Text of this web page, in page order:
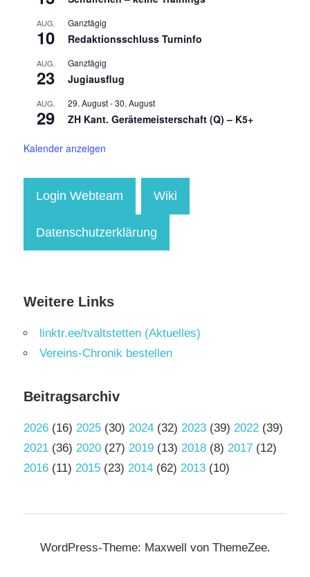
AUG.
10
Ganztägig
Redaktionsschluss Turninfo
AUG.
23
Ganztägig
Jugiausflug
AUG.
29
29. August-30. August
ZH Kant. Gerätemeisterschaft (Q) – K5+
Kalender anzeigen
Login Webteam Wiki
Datenschutzerklärung
Weitere Links
linktr.ee/tvaltstetten (Aktuelles)
Vereins-Chronik bestellen
Beitragsarchiv
2026 (16) 2025 (30) 2024 (32) 2023 (39) 2022 (39)
2021 (36) 2020 (27) 2019 (13) 2018 (8) 2017 (12)
2016 (11) 2015 (23) 2014 (62) 2013 (10)
WordPress-Theme: Maxwell von ThemeZee.